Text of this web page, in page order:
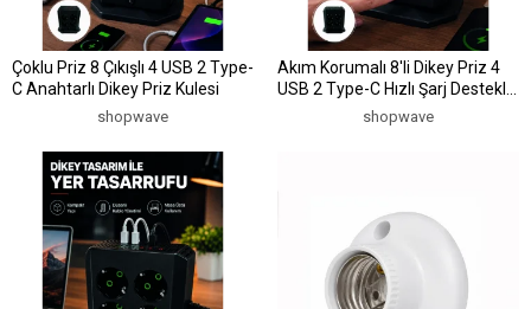
Çoklu Priz 8 Çıkışlı 4 USB 2 Type-
C Anahtarlı Dikey Priz Kulesi
shopwave
Akım Korumalı 8'li Dikey Priz 4
USB 2 Type-C Hızlı Şarj Destekli
shopwave